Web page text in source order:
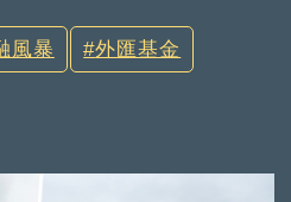
風暴 外匯基金